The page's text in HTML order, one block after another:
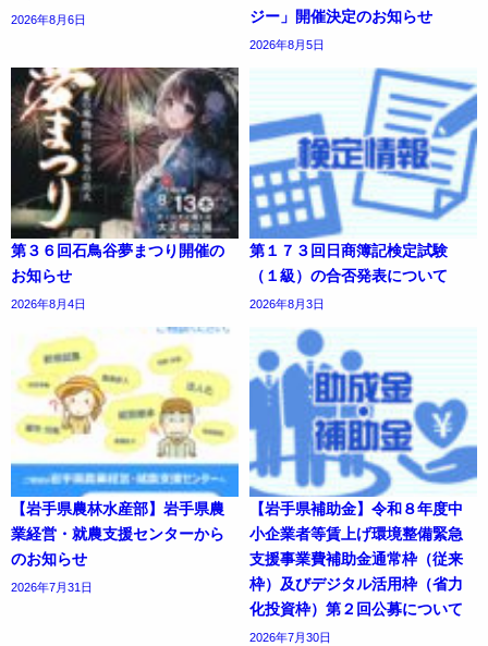
2026年8月6日
ジー」開催決定のお知らせ
2026年8月5日
第３６回石鳥谷夢まつり開催の
お知らせ
2026年8月4日
第１７３回日商簿記検定試験
（１級）の合否発表について
2026年8月3日
【岩手県農林水産部】岩手県農
業経営・就農支援センターから
のお知らせ
2026年7月31日
【岩手県補助金】令和８年度中
小企業者等賃上げ環境整備緊急
支援事業費補助金通常枠（従来
枠）及びデジタル活用枠（省力
化投資枠）第２回公募について
2026年7月30日